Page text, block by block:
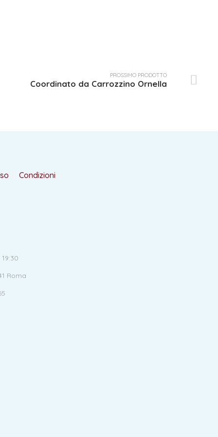
PROSSIMO PRODOTTO
Coordinato da Carrozzino Ornella
Condizioni
Roma